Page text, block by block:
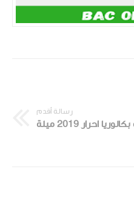
رسالة أقدم
احرار 2019 ميلة